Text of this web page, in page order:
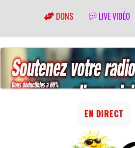
DONS LIVE VIDÉO
EN DIRECT